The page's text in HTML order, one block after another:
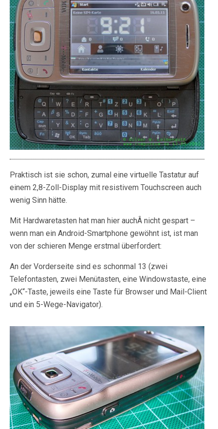
Praktisch ist sie schon, zumal eine virtuelle Tastatur auf
einem 2,8-Zoll-Display mit resistivem Touchscreen auch
wenig Sinn hätte.
Mit Hardwaretasten hat man hier auchÂ nicht gespart –
wenn man ein Android-Smartphone gewöhnt ist, ist man
von der schieren Menge erstmal überfordert:
An der Vorderseite sind es schonmal 13 (zwei
Telefontasten, zwei Menütasten, eine Windowstaste, eine
„OK“-Taste, jeweils eine Taste für Browser und Mail-Client
und ein 5-Wege-Navigator).